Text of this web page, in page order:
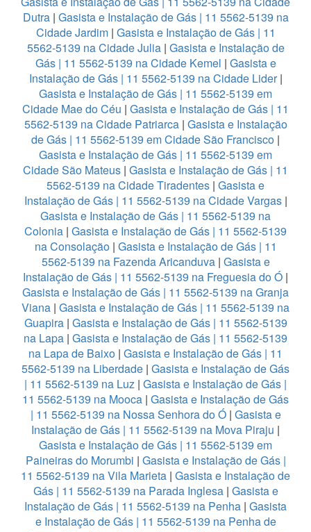
Dutra | Gasista e Instalação de Gás | 11 5562-5139 na
Cidade Jardim| Gasista e Instalação de Gás | 11
5562-5139 na Cidade Julia | Gasista e Instalação de
Gás | 11 5562-5139 na Cidade Kemel | Gasista e
Instalação de Gás | 11 5562-5139 na Cidade Lider|
Gasista e Instalação de Gás | 11 5562-5139 em
Cidade Mae do Céu | Gasista e Instalação de Gás | 11
5562-5139 na Cidade Patriarca| Gasista e Instalação
de Gás | 11 5562-5139 em Cidade São Francisco |
Gasista e Instalação de Gás | 11 5562-5139 em
Cidade São Mateus | Gasista e Instalação de Gás | 11
5562-5139 na Cidade Tiradentes | Gasista e
Instalação de Gás | 11 5562-5139 na Cidade Vargas |
Gasista e Instalação de Gás | 11 5562-5139 na
Colonia | Gasista e Instalação de Gás | 11 5562-5139
na Consolação | Gasista e Instalação de Gás | 11
5562-5139 na Fazenda Aricanduva| Gasista e
Instalação de Gás | 11 5562-5139 na Freguesia do Ó |
Gasista e Instalação de Gás | 11 5562-5139 na Granja
Viana | Gasista e Instalação de Gás | 11 5562-5139 na
Guapira| Gasista e Instalação de Gás | 11 5562-5139
na Lapa | Gasista e Instalação de Gás | 11 5562-5139
na Lapa de Baixo | Gasista e Instalação de Gás | 11
5562-5139 na Liberdade | Gasista e Instalação de Gás
| 11 5562-5139 na Luz | Gasista e Instalação de Gás |
11 5562-5139 na Mooca | Gasista e Instalação de Gás
| 11 5562-5139 na Nossa Senhora do Ó| Gasista e
Instalação de Gás | 11 5562-5139 na Mova Piraju |
Gasista e Instalação de Gás | 11 5562-5139 em
Paineiras do Morumbi | Gasista e Instalação de Gás |
11 5562-5139 na Vila Marieta | Gasista e Instalação de
Gás | 11 5562-5139 na Parada Inglesa | Gasista e
Instalação de Gás | 11 5562-5139 na Penha | Gasista
e Instalação de Gás | 11 5562-5139 na Penha de